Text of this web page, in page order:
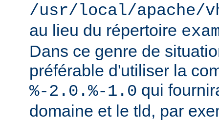
/usr/local/apache/
au lieu du répertoire
Dans ce genre de
préférable d'utiliser la
%-2.0.%-1.0 qui
domaine et le tld, par